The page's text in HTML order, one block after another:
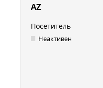
AZ
Посетитель
Неактивен